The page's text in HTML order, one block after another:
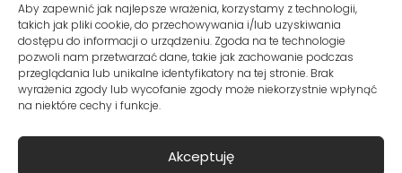
Aby zapewnić jak najlepsze wrażenia, korzystamy z technologii,
takich jak pliki cookie, do przechowywania i/lub uzyskiwania
dostępu do informacji o urządzeniu. Zgoda na te technologie
pozwoli nam przetwarzać dane, takie jak zachowanie podczas
przeglądania lub unikalne identyfikatory na tej stronie. Brak
wyrażenia zgody lub wycofanie zgody może niekorzystnie wpłynąć
na niektóre cechy i funkcje.
Akceptuję